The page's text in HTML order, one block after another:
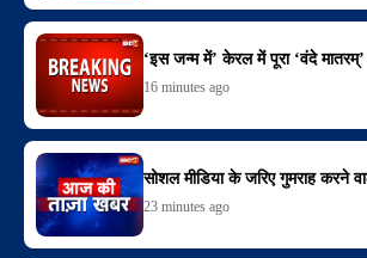
‘इस जन्म में’ केरल में पूरा ‘वंदे
16 minutes ago
सोशल मीडिया के जरिए गुमराह करने
23 minutes ago